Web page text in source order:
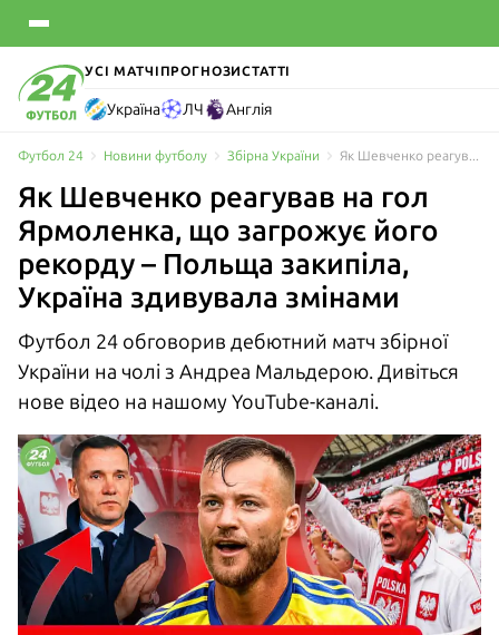
УСІ МАТЧІ ПРОГНОЗИСТАТТІ
Україна ЛЧ Англія
Футбол 24 Новини футболу Збірна України
Як Шевченко реагував на гол
Ярмоленка, що загрожує його
рекорду – Польща закипіла,
Україна здивувала змінами
Футбол 24 обговорив дебютний матч збірної
України на чолі з Андреа Мальдерою. Дивіться
нове відео на нашому YouTube-каналі.